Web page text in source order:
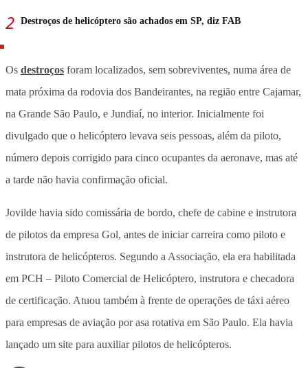
Destroços de helicóptero são achados em SP, diz FAB
Os destroços foram localizados, sem sobreviventes, numa área de
mata próxima da rodovia dos Bandeirantes, na região entre Cajamar,
na Grande São Paulo, e Jundiaí, no interior. Inicialmente foi
divulgado que o helicóptero levava seis pessoas, além da piloto,
número depois corrigido para cinco ocupantes da aeronave, mas até
a tarde não havia confirmação oficial.
Jovilde havia sido comissária de bordo, chefe de cabine e instrutora
de pilotos da empresa Gol, antes de iniciar carreira como piloto e
instrutora de helicópteros. Segundo a Associação, ela era habilitada
em PCH – Piloto Comercial de Helicóptero, instrutora e checadora
de certificação. Atuou também à frente de operações de táxi aéreo
para empresas de aviação por asa rotativa em São Paulo. Ela havia
lançado um site para auxiliar pilotos de helicópteros.